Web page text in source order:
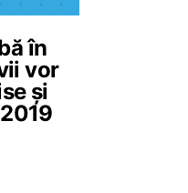
în
vor
și